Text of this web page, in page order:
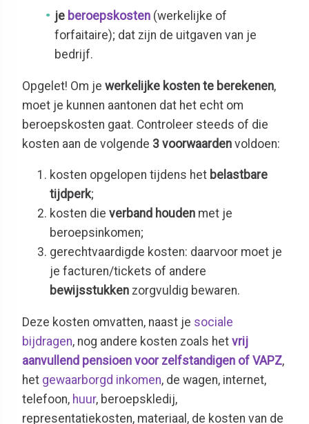
je beroepskosten (werkelijke of
forfaitaire); dat zijn de uitgaven van je
bedrijf.
Opgelet! Om je werkelijke kosten te berekenen,
moet je kunnen aantonen dat het echt om
beroepskosten gaat. Controleer steeds of die
kosten aan de volgende 3 voorwaarden voldoen:
kosten opgelopen tijdens het belastbare
tijdperk;
kosten die verband houden met je
beroepsinkomen;
gerechtvaardigde kosten: daarvoor moet je
je facturen/tickets of andere
bewijsstukken zorgvuldig bewaren.
Deze kosten omvatten, naast je sociale
bijdragen, nog andere kosten zoals het vrij
aanvullend pensioen voor zelfstandigen of VAPZ,
het gewaarborgd inkomen, de wagen, internet,
telefoon, huur, beroepskledij,
representatiekosten, materiaal, de kosten van de